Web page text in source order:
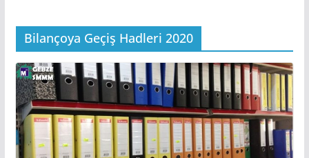
Bilançoya Geçiş Hadleri 2020